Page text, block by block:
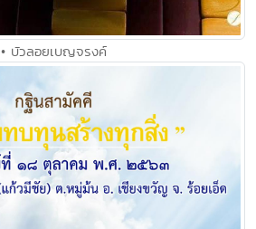
• บัวลอยเบญจรงค์